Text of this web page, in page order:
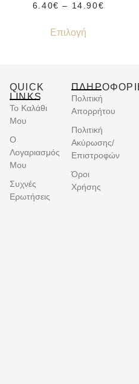
6.40€ – 14.90€
Επιλογή
QUICK
LINKS
Το Καλάθι
Μου
Ο
Λογαριασμός
Μου
Συχνές
Ερωτήσεις
Πολιτική
Απορρήτου
Πολιτική
Ακύρωσης/
Επιστροφών
Όροι
Χρήσης